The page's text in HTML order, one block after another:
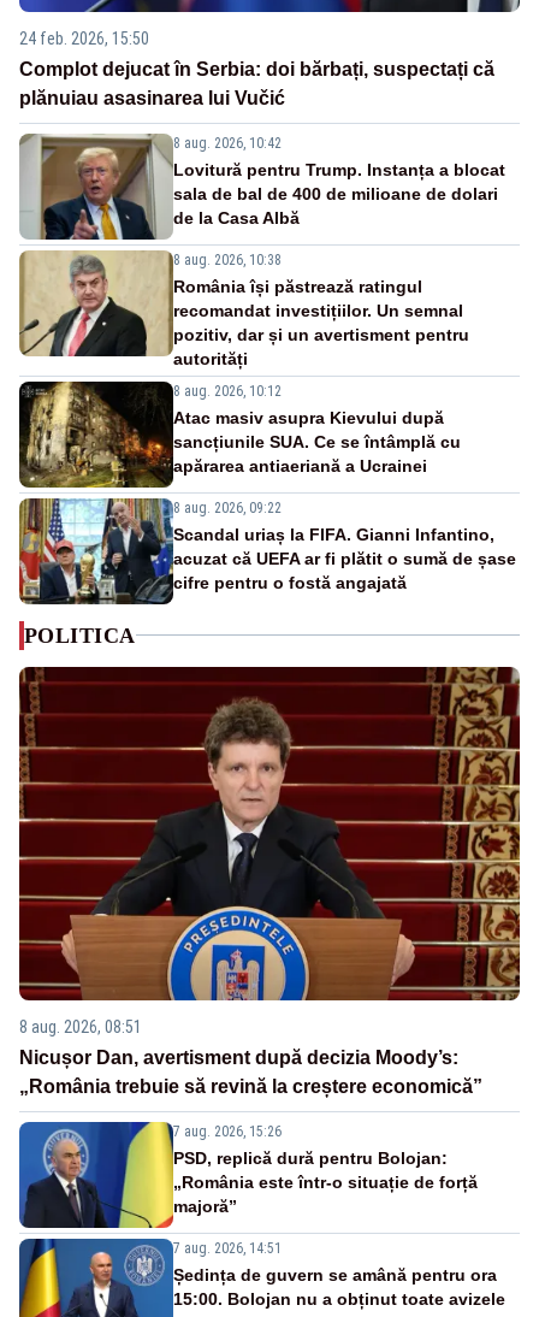
24 feb. 2026, 15:50
Complot dejucat în Serbia: doi bărbați, suspectați că
plănuiau asasinarea lui Vučić
8 aug. 2026, 10:42
Lovitură pentru Trump. Instanța a blocat
sala de bal de 400 de milioane de dolari
de la Casa Albă
8 aug. 2026, 10:38
România își păstrează ratingul
recomandat investițiilor. Un semnal
pozitiv, dar și un avertisment pentru
autorități
8 aug. 2026, 10:12
Atac masiv asupra Kievului după
sancțiunile SUA. Ce se întâmplă cu
apărarea antiaeriană a Ucrainei
8 aug. 2026, 09:22
Scandal uriaș la FIFA. Gianni Infantino,
acuzat că UEFA ar fi plătit o sumă de șase
cifre pentru o fostă angajată
POLITICA
8 aug. 2026, 08:51
Nicușor Dan, avertisment după decizia Moody’s:
„România trebuie să revină la creștere economică”
7 aug. 2026, 15:26
PSD, replică dură pentru Bolojan:
„România este într-o situație de forță
majoră”
7 aug. 2026, 14:51
Ședința de guvern se amână pentru ora
15:00. Bolojan nu a obținut toate avizele